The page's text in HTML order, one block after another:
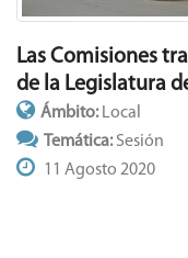
Las Comisiones
de la Legislatura
Ámbito: Local
Temática:Sesión
11 Agosto 2020